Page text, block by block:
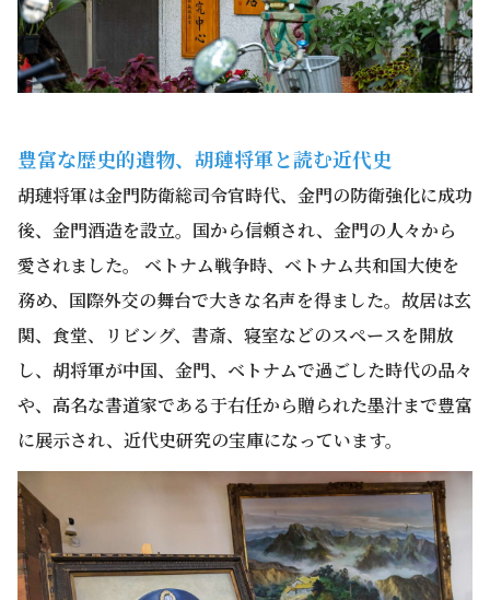
豊富な歴史的遺物、胡璉将軍と読む近代史
胡璉将軍は金門防衛総司令官時代、金門の防衛強化に成功
後、金門酒造を設立。国から信頼され、金門の人々から
愛されました。 ベトナム戦争時、ベトナム共和国大使を
務め、国際外交の舞台で大きな名声を得ました。故居は玄
関、食堂、リビング、書斎、寝室などのスペースを開放
し、胡将軍が中国、金門、ベトナムで過ごした時代の品々
や、高名な書道家である于右任から贈られた墨汁まで豊富
に展示され、近代史研究の宝庫になっています。